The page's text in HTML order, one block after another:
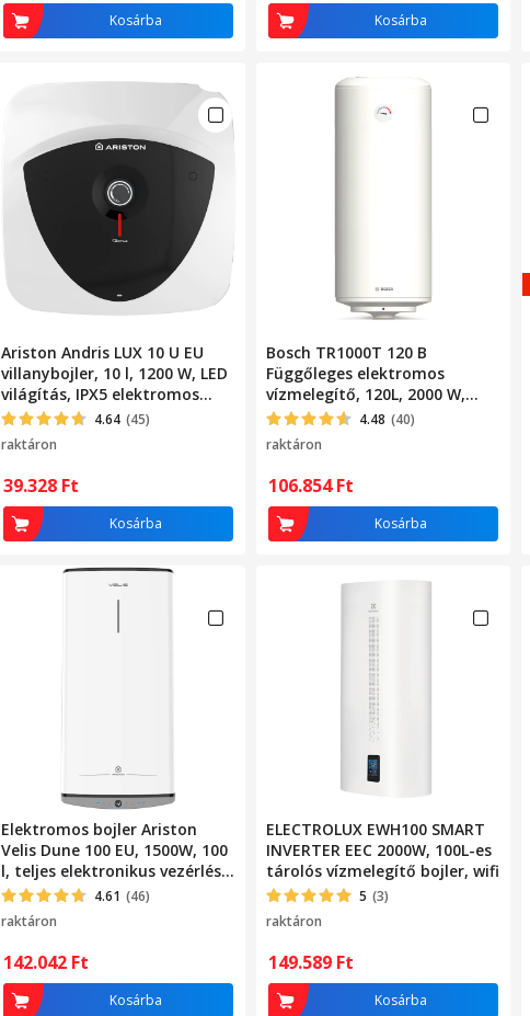
Kosárba Kosárba
Ariston Andris LUX 10 U EU
villanybojler, 10 l, 1200 W, LED
világítás, IPX5 elektromos
védelem, Beépítés a
mosogató alá, Külső
hőmérséklet szabályozás
4.64 (45)
raktáron
39.328 Ft
Kosárba
Bosch TR1000T 120 B
Függőleges elektromos
vízmelegítő, 120L, 2000 W,
Automatikus hőmérséklet
szabályzás
4.48 (40)
raktáron
106.854Ft
Kosárba
Elektromos bojler Ariston
Velis Dune 100 EU, 1500W, 100
l, teljes elektronikus vezérlés,
Touch vezérlés, ECO EVO
funkció, ezüstion védelem,
magnézium anód, titán
zománcozott tartály, Fehér
4.61 (46)
raktáron
142.042 Ft
Kosárba
ELECTROLUX EWH100 SMART
INVERTER EEC 2000W, 100L-es
tárolós vízmelegítő bojler, wifi
5 (3)
raktáron
149.589 Ft
Kosárba